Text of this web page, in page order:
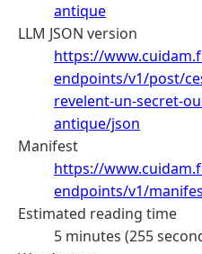
antique
LLM JSON version
https://
endpoints/v1/post/
revelent-un-secret-
antique/json
Manifest
https://
endpoints/v1/
Estimated reading time
5 minutes (255